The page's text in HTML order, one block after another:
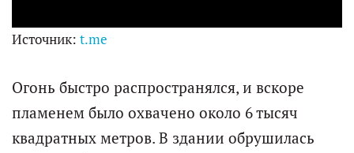
Источник: t.me
Огонь быстро распространялся, и вскоре
пламенем было охвачено около 6 тысяч
квадратных метров. В здании обрушилась